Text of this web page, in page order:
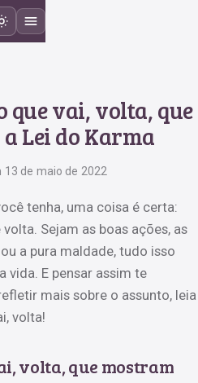
que vai, volta, que
Lei do Karma
de maio de 2022
tenha, uma coisa é certa:
Sejam as boas ações, as
a pura maldade, tudo isso
vida. E pensar assim te
mais sobre o assunto, leia
volta!
volta, que mostram